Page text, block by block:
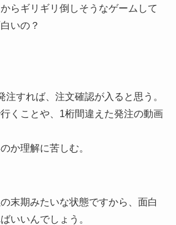
らギリギリ倒しそうなゲームして
いの？
注すれば、注文確認が入ると思う。
くことや、1桁間違えた発注の動画
か理解に苦しむ。
末期みたいな状態ですから、面白
いいんでしょう。